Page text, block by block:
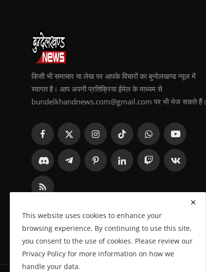
किसी भी समाचार या लेख पर आपके विचारों का बुन्देलखण्ड न्यूज में
स्वागत है। आप अपनी प्रतिक्रिया ईमेल के माध्यम से
bundelkhandnews.com@gmail.com पर भी भेज सकते हैं।
This website uses cookies to enhance your
browsing experience. By continuing to use this site,
you consent to the use of cookies. Please review our
Privacy Policy for more information on how we
handle your data.